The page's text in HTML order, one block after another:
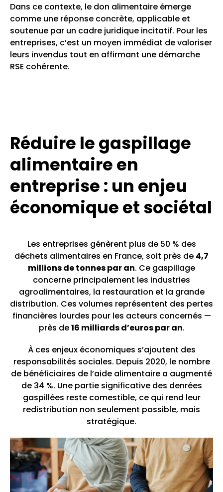
Dans ce contexte, le don alimentaire émerge
comme une réponse concrète, applicable et
soutenue par un cadre juridique incitatif. Pour les
entreprises, c’est un moyen immédiat de valoriser
leurs invendus tout en affirmant une démarche
RSE cohérente.
Réduire le gaspillage
alimentaire en
entreprise : un enjeu
économique et sociétal
Les entreprises génèrent plus de 50 % des
déchets alimentaires en France, soit près de 4,7
millions de tonnes par an. Ce gaspillage
concerne principalement les industries
agroalimentaires, la restauration et la grande
distribution. Ces volumes représentent des pertes
financières lourdes pour les acteurs concernés —
près de16 milliards d’euros par an.
À ces enjeux économiques s’ajoutent des
responsabilités sociales. Depuis 2020, le nombre
de bénéficiaires de l’aide alimentaire a augmenté
de 34 %. Une partie significative des denrées
gaspillées reste comestible, ce qui rend leur
redistribution non seulement possible, mais
stratégique.